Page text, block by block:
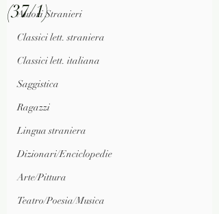
Autori Stranieri
Classici lett. straniera
Classici lett. italiana
Saggistica
Ragazzi
Lingua straniera
Dizionari/Enciclopedie
Arte/Pittura
Teatro/Poesia/Musica
(37/1)